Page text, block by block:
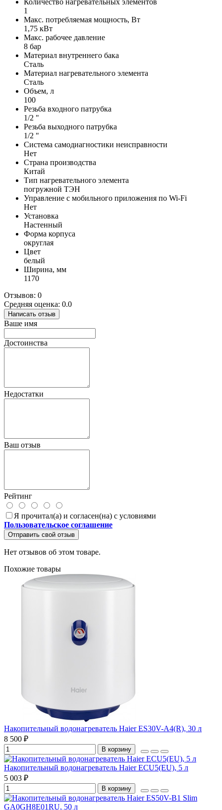
Количество нагревательных элементов
1
Макс. потребляемая мощность, Вт
1,75 кВт
Макс. рабочее давление
8 бар
Материал внутреннего бака
Сталь
Материал нагревательного элемента
Сталь
Объем, л
100
Резьба входного патрубка
1/2 "
Резьба выходного патрубка
1/2 "
Система самодиагностики неисправности
Нет
Страна производства
Китай
Тип нагревательного элемента
погружной ТЭН
Управление c мобильного приложения по Wi-Fi
Нет
Установка
Настенный
Форма корпуса
округлая
Цвет
белый
Ширина, мм
1170
Отзывов: 0
Средняя оценка: 0.0
Написать отзыв
Ваше имя
Достоинства
Недостатки
Ваш отзыв
Рейтинг
Я прочитал(а) и согласен(на) с условиями
Пользовательское соглашение
Отправить свой отзыв
Нет отзывов об этом товаре.
Похожие товары
Накопительный водонагреватель Haier ES30V-A4(R), 30 л
8 500 ₽
В корзину
Накопительный водонагреватель Haier ECU5(EU), 5 л
5 003 ₽
В корзину